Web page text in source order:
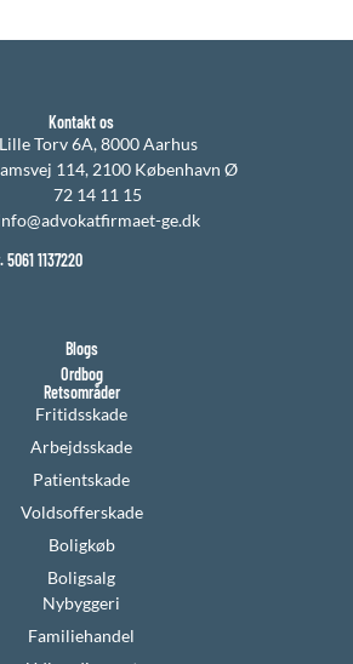
Kontakt os
Lille Torv 6A, 8000 Aarhus
114, 2100 København Ø
72 14 11 15
ge.dk
1137220
Blogs
Ordbog
Retsområder
Fritidsskade
Arbejdsskade
Patientskade
Voldsofferskade
Boligkøb
Boligsalg
Nybyggeri
Familiehandel